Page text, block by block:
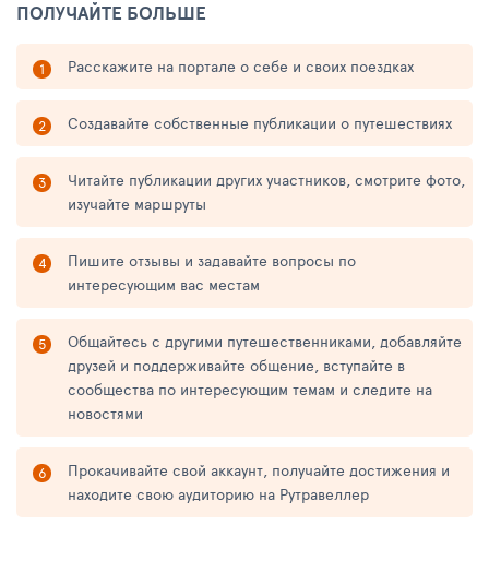
ПОЛУЧАЙТЕ БОЛЬШЕ
Расскажите на портале о себе и своих поездках
Создавайте собственные публикации о путешествиях
Читайте публикации других участников, смотрите фото,
изучайте маршруты
Пишите отзывы и задавайте вопросы по
интересующим вас местам
Общайтесь с другими путешественниками, добавляйте
друзей и поддерживайте общение, вступайте в
сообщества по интересующим темам и следите на
новостями
Прокачивайте свой аккаунт, получайте достижения и
находите свою аудиторию на Рутравеллер